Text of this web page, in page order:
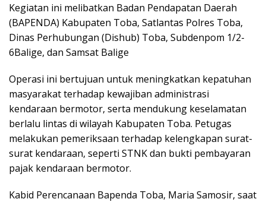
Kegiatan ini melibatkan Badan Pendapatan Daerah
(BAPENDA) Kabupaten Toba, Satlantas Polres Toba,
Dinas Perhubungan (Dishub) Toba, Subdenpom 1/2-
6Balige, dan Samsat Balige
Operasi ini bertujuan untuk meningkatkan kepatuhan
masyarakat terhadap kewajiban administrasi
kendaraan bermotor, serta mendukung keselamatan
berlalu lintas di wilayah Kabupaten Toba. Petugas
melakukan pemeriksaan terhadap kelengkapan surat-
surat kendaraan, seperti STNK dan bukti pembayaran
pajak kendaraan bermotor.
Kabid Perencanaan Bapenda Toba, Maria Samosir, saat